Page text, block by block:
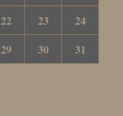
22 23
24
29 30 31